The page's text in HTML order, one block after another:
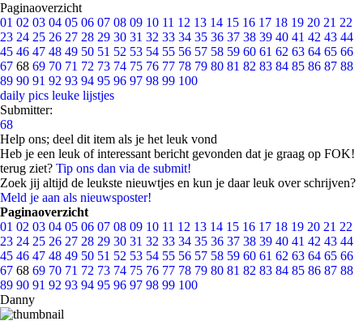
Paginaoverzicht
01 02 03 04 05 06 07 08 09 10 11 12 13 14 15 16 17 18 19 20 21 22
23 24 25 26 27 28 29 30 31 32 33 34 35 36 37 38 39 40 41 42 43 44
45 46 47 48 49 50 51 52 53 54 55 56 57 58 59 60 61 62 63 64 65 66
67 68 69 70 71 72 73 74 75 76 77 78 79 80 81 82 83 84 85 86 87 88
89 90 91 92 93 94 95 96 97 98 99 100
daily pics leuke lijstjes
Submitter:
68
Help ons; deel dit item als je het leuk vond
Heb je een leuk of interessant bericht gevonden dat je graag op FOK!
terug ziet? Tip ons dan via de submit!
Zoek jij altijd de leukste nieuwtjes en kun je daar leuk over schrijven?
Meld je aan als nieuwsposter!
Paginaoverzicht
01 02 03 04 05 06 07 08 09 10 11 12 13 14 15 16 17 18 19 20 21 22
23 24 25 26 27 28 29 30 31 32 33 34 35 36 37 38 39 40 41 42 43 44
45 46 47 48 49 50 51 52 53 54 55 56 57 58 59 60 61 62 63 64 65 66
67 68 69 70 71 72 73 74 75 76 77 78 79 80 81 82 83 84 85 86 87 88
89 90 91 92 93 94 95 96 97 98 99 100
Danny